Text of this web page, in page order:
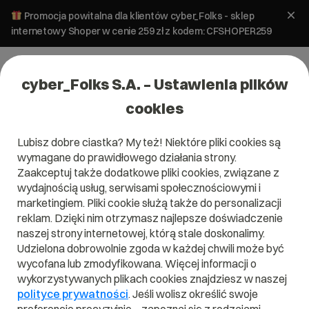
Promocja powitalna dla klientów cyber_Folks - sklep
internetowy Shoper w cenie 259 zł z kodem: CFSHOPER259
Czym jest Git?
Przeczytaj czym jestGitw naszym słowniku.
Pomoże Ci to lepiej zrozumieć, czym dokładnie jestGit
cyber_Folks S.A. – Ustawienia plików
cookies
Lubisz dobre ciastka? My też! Niektóre pliki cookies są
wymagane do prawidłowego działania strony.
Zaakceptuj także dodatkowe pliki cookies, związane z
wydajnością usług, serwisami społecznościowymi i
marketingiem. Pliki cookie służą także do personalizacji
reklam. Dzięki nim otrzymasz najlepsze doświadczenie
naszej strony internetowej, którą stale doskonalimy.
Udzielona dobrowolnie zgoda w każdej chwili może być
wycofana lub zmodyfikowana. Więcej informacji o
wykorzystywanych plikach cookies znajdziesz w naszej
polityce prywatności. Jeśli wolisz określić swoje